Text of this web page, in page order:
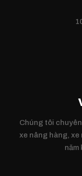
Chúng tôi
xe nâng hàng, xe
năm